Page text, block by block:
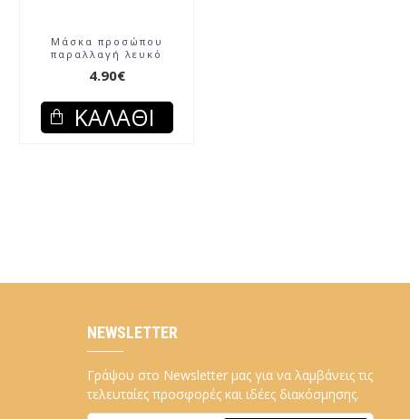
Μάσκα προσώπου
παραλλαγή λευκό
4.90€
ΚΑΛΆΘΙ
NEWSLETTER
Γράψου στο Newsletter μας για να λαμβάνεις τις
τελευταίες προσφορές και ιδέες διακόσμησης.